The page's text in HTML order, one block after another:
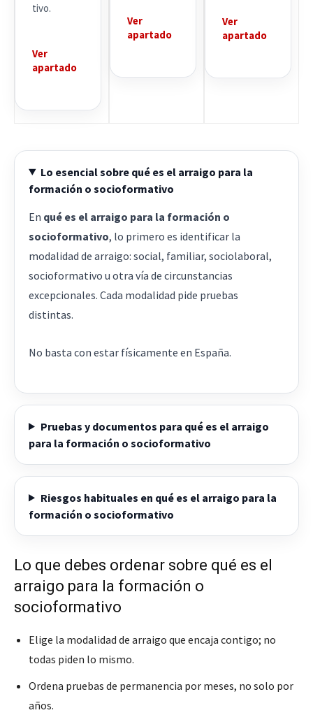
tivo.
Ver
apartado
Ver
apartado
Ver
apartado
Lo esencial sobre qué es el arraigo para la
formación o socioformativo
En qué es el arraigo para la formación o
socioformativo, lo primero es identificar la
modalidad de arraigo: social, familiar, sociolaboral,
socioformativo u otra vía de circunstancias
excepcionales. Cada modalidad pide pruebas
distintas.
No basta con estar físicamente en España.
Pruebas y documentos para qué es el arraigo
para la formación o socioformativo
Riesgos habituales en qué es el arraigo para la
formación o socioformativo
Lo que debes ordenar sobre qué es el
arraigo para la formación o
socioformativo
Elige la modalidad de arraigo que encaja contigo; no
todas piden lo mismo.
Ordena pruebas de permanencia por meses, no solo por
años.